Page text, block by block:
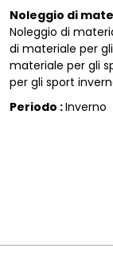
Noleggio di
Noleggio di
di materiale per
materiale per gli
per gli sport
Periodo :Inverno